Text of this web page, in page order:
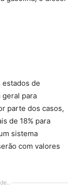
estados de
geral para
parte dos casos,
de 18% para
sistema
com valores